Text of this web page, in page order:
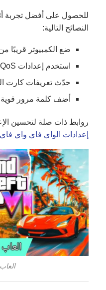
للحصول على أفضل تجربة
النصائح التالية:
ضع الكمبيوتر قريبًا
استخدم إعدادات QoS لضمان أولوية سرعة الألعاب.
حدّث تعريفات كارت
أضف كلمة مرور قوية
روابط ذات صلة لتحسين
إعدادات الواي فاي واي